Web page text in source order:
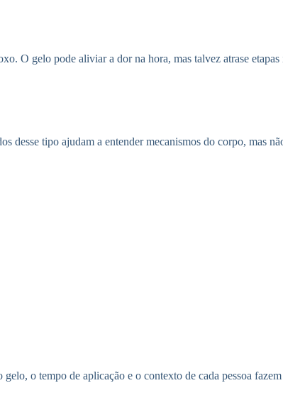
O gelo pode aliviar a dor na hora, mas talvez atrase
desse tipo ajudam a entender mecanismos do corpo, mas
o tempo de aplicação e o contexto de cada pessoa